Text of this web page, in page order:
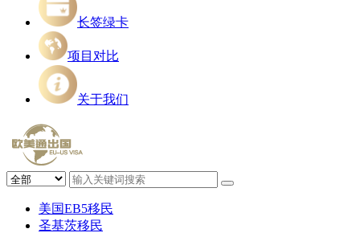
长签绿卡
项目对比
关于我们
美国EB5移民
圣基茨移民